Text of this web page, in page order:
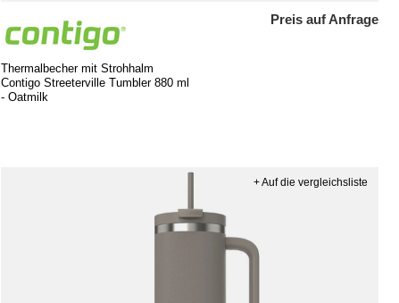
Thermalbecher mit Strohhalm
Contigo Streeterville Tumbler 880 ml
- Oatmilk
Preis auf Anfrage
+ Auf die vergleichsliste